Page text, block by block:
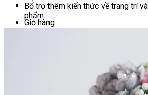
Giỏ hàng
Bổ trợ thêm kiến thức về trang trí
phẩm.